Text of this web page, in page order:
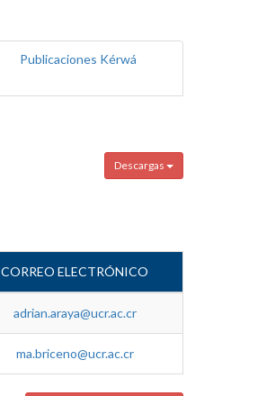
Publicaciones Kérwá
Descargas
CORREO ELECTRÓNICO
adrian.araya@ucr.ac.cr
ma.briceno@ucr.ac.cr